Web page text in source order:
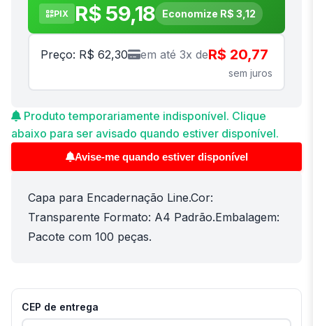
PIX R$ 59,18 Economize R$ 3,12
Preço: R$ 62,30 em até 3x deR$ 20,77
sem juros
Produto temporariamente indisponível. Clique
abaixo para ser avisado quando estiver disponível.
Avise-me quando estiver disponível
Capa para Encadernação Line.Cor:
Transparente Formato: A4 Padrão.Embalagem:
Pacote com 100 peças.
CEP de entrega